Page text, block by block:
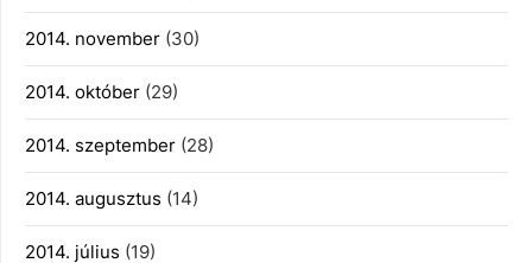
2014. november (30)
2014. október (29)
2014. szeptember (28)
2014. augusztus (14)
2014. július (19)